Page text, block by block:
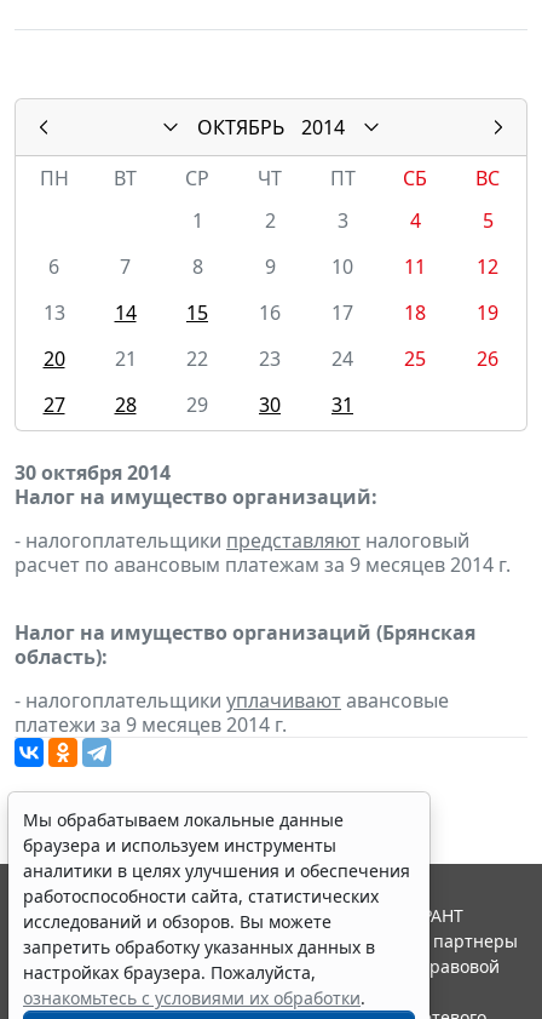
ОКТЯБРЬ
2014
ПН
ВТ СР ЧТ ПТ СБ
ВС
1
2 3 4
5
6
7 8 9 10 11
12
13
14 15 16 17 18
19
20
21 22 23 24 25
26
27
28 29 30 31
30 октября 2014
Налог на имущество организаций:
- налогоплательщики представляют налоговый
расчет по авансовым платежам за 9 месяцев 2014 г.
Налог на имущество организаций (Брянская
область):
- налогоплательщики уплачиваютавансовые
платежи за 9 месяцев 2014 г.
Мы обрабатываем локальные данные
браузера и используем инструменты
аналитики в целях улучшения и обеспечения
работоспособности сайта, статистических
исследований и обзоров. Вы можете
запретить обработку указанных данных в
настройках браузера. Пожалуйста,
ознакомьтесь с условиями их обработки.
© ООО "НПП "ГАРАНТ-СЕРВИС", 2026. Система ГАРАНТ
выпускается с 1990 года. Компания "Гарант" и ее партнеры
являются участниками Российской ассоциации правовой
информации ГАРАНТ.